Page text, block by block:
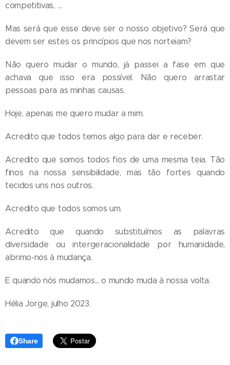
competitivas, …
Mas será que esse deve ser o nosso objetivo? Será que
devem ser estes os princípios que nos norteiam?
Não quero mudar o mundo, já passei a fase em que
achava que isso era possível. Não quero arrastar
pessoas para as minhas causas.
Hoje, apenas me quero mudar a mim.
Acredito que todos temos algo para dar e receber.
Acredito que somos todos fios de uma mesma teia. Tão
finos na nossa sensibilidade, mas tão fortes quando
tecidos uns nos outros.
Acredito que todos somos um.
Acredito que quando substituímos as palavras
diversidade ou intergeracionalidade por humanidade,
abrimo-nos à mudança.
E quando nós mudamos... o mundo muda à nossa volta.
Hélia Jorge, julho 2023.
Share